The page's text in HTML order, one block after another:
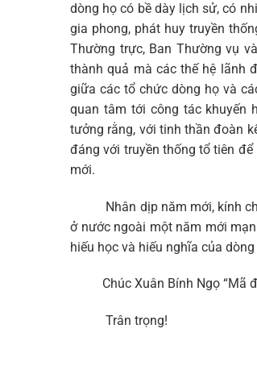
dòng họ có bề dày lịch sử, có
gia phong, phát huy truyền
Thường trực, Ban Thường vụ
thành quả mà các thế hệ lãnh
giữa các tổ chức dòng họ và
quan tâm tới công tác khuyến
tưởng rằng, với tinh thần đoàn
đáng với truyền thống tổ tiên
mới.
Nhân dịp năm mới, kính chúc
ở nước ngoài một năm mới
hiếu học và hiếu nghĩa của dòng
Chúc Xuân Bính Ngọ “Mã
Trân trọng!